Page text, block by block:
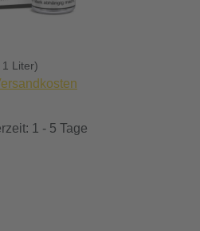
Liter)
1 - 5 Tage